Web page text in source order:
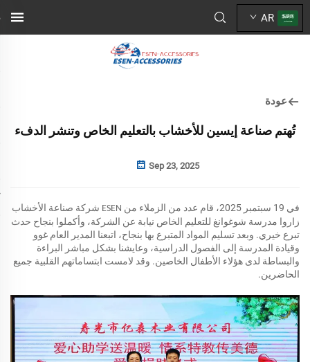
AR
عودة
تُهتم صناعة إيسين للأخشاب بالتعليم الخاص وتنشر الدفء
Sep 23, 2025
في 19 سبتمبر 2025، قام عدد من الزملاء من ESEN شركة صناعة الأخشاب
زاروا مدرسة شوغوانغ للتعليم الخاص نيابة عن الشركة، وأكملوا بنجاح حدث
تبرع خيري. وبعد تسليم المواد المتبرع بها بنجاح، اتبعنا المدير العام غوو
وقيادة المدرسة إلى الفصول الدراسية، وعايشنا بشكل مباشر البراءة
والبساطة لدى هؤلاء الأطفال الخاصين. وقد لامست ابتساماتهم القلبية جميع
الحاضرين.